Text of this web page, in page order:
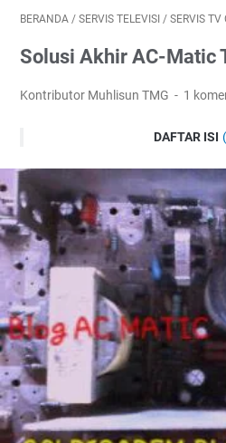
BERANDA / SERVIS TELEVISI / SERVIS TV
Solusi Akhir AC-Matic
Kontributor Muhlisun TMG 1
DAFTAR ISI